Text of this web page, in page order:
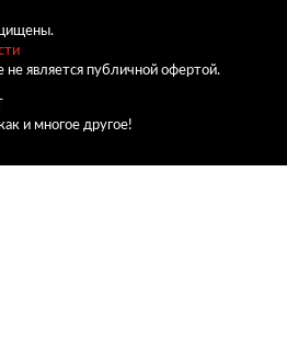
не является публичной офертой.
и многое другое!